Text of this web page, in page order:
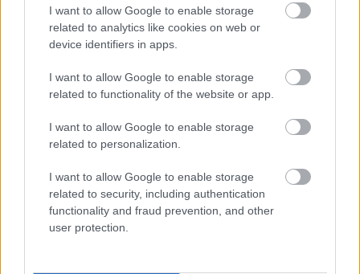
I want to allow Google to enable storage
related to analytics like cookies on web or
device identifiers in apps.
I want to allow Google to enable storage
related to functionality of the website or app.
I want to allow Google to enable storage
related to personalization.
I want to allow Google to enable storage
related to security, including authentication
functionality and fraud prevention, and other
user protection.
Focimániás a pasim? Csak nőknek!
KISZÁMOLOM!